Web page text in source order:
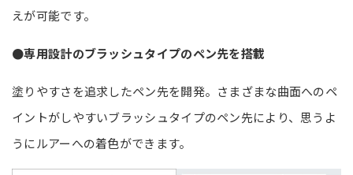
えが可能です。
●専用設計のブラッシュタイプのペン先を搭載
塗りやすさを追求したペン先を開発。さまざまな曲面へのペ
イントがしやすいブラッシュタイプのペン先により、思うよ
うにルアーへの着色ができます。